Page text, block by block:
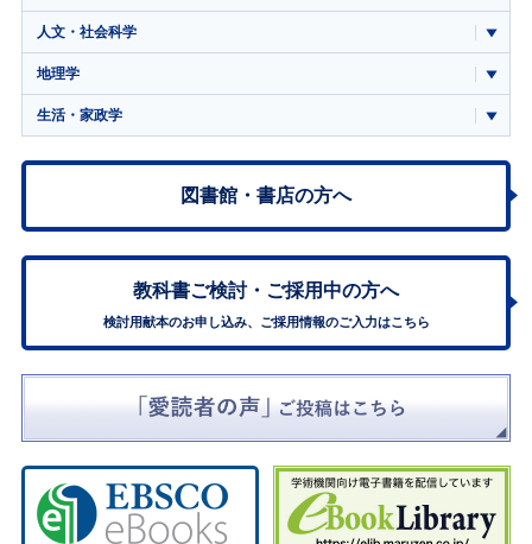
人文・社会科学
地理学
生活・家政学
図書館・書店の方へ
教科書ご検討・ ご採用中の方へ
検討用献本のお申し込み、ご採用情報のご入力はこちら